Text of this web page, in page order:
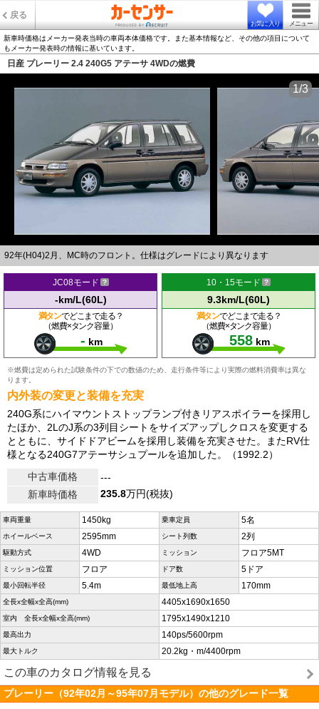
戻る
お気に入り メニュー
新車時価格はメーカー発表当時の車両本体価格です。また基本情報など、その他の項目について
もメーカー発表時の情報に基いています。
日産 プレーリー 2.4 240G5 アテーサ 4WDの燃費
92年(H04)2月、MC時のフロント。仕様はグレードにより異なります
1/3
JC08モード
-km/L(60L)
満タンでどこまで走る？
（燃費×タンク容量）
- km
10・15モード
9.3km/L(60L)
満タンでどこまで走る？
（燃費×タンク容量）
558 km
※燃費は定められた試験条件の下での数値のため、走行条件等により実際の燃料消費率は異な
ります。
内外装の変更と装備を充実
240G系にハイマウントストップランプ付きリアスポイラーを採用し
たほか、2LのJ系の3列目シートをサイズアップしクロスを変更する
とともに、サイドドアビームを採用し装備を充実させた。またRV仕
様となる240G7アテーサシュプールを追加した。（1992.2）
中古車価格
---
新車時価格
235.8万円(税抜)
車両重量 1450kg 乗車定員 5名
ホイールベース 2595mm シート列数 2列
駆動方式 4WD ミッション フロア5MT
ミッション位置 フロア ドア数 5ドア
最小回転半径 5.4m 最低地上高 170mm
全長x全幅x全高(mm) 4405x1690x1650
室内 全長x全幅x全高(mm) 1795x1490x1210
最高出力 140ps/5600rpm
最大トルク 20.2kg・m/4400rpm
この車のカタログ情報を見る
プレーリー（92年02月～95年07月モデル）の他のグレード一覧